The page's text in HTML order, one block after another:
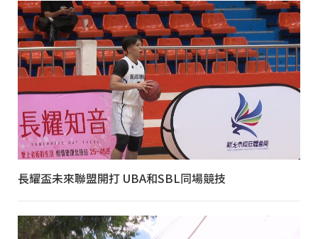
長耀盃未來聯盟開打 UBA和SBL同場競技